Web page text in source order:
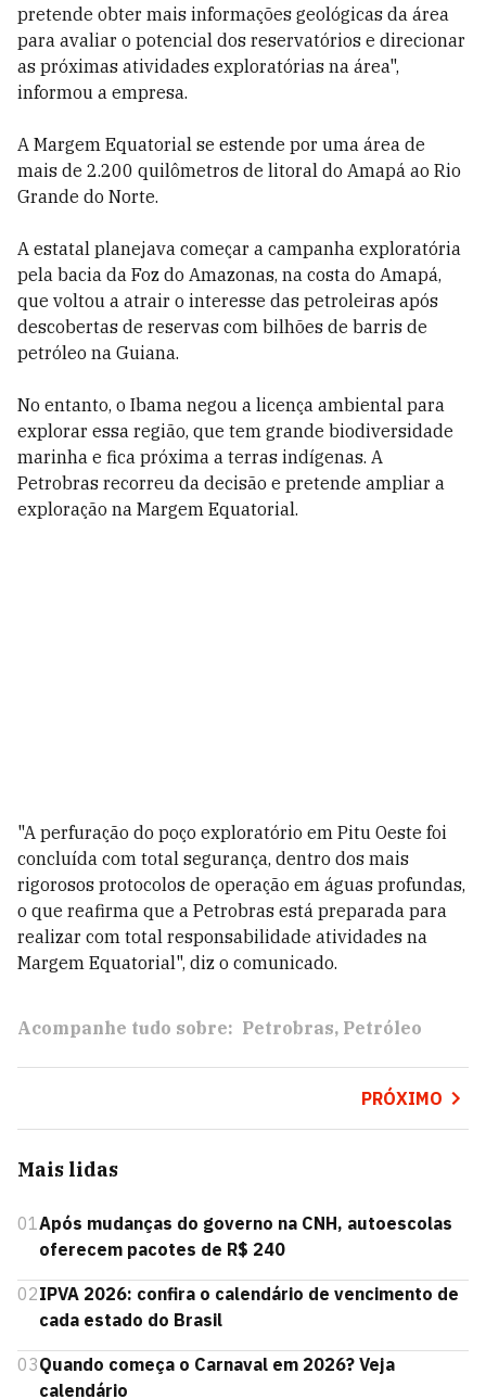
pretende obter mais informações geológicas da área
para avaliar o potencial dos reservatórios e direcionar
as próximas atividades exploratórias na área",
informou a empresa.
A Margem Equatorial se estende por uma área de
mais de 2.200 quilômetros de litoral do Amapá ao Rio
Grande do Norte.
A estatal planejava começar a campanha exploratória
pela bacia da Foz do Amazonas, na costa do Amapá,
que voltou a atrair o interesse das petroleiras após
descobertas de reservas com bilhões de barris de
petróleo na Guiana.
No entanto, o Ibama negou a licença ambiental para
explorar essa região, que tem grande biodiversidade
marinha e fica próxima a terras indígenas. A
Petrobras recorreu da decisão e pretende ampliar a
exploração na Margem Equatorial.
"A perfuração do poço exploratório em Pitu Oeste foi
concluída com total segurança, dentro dos mais
rigorosos protocolos de operação em águas profundas,
o que reafirma que a Petrobras está preparada para
realizar com total responsabilidade atividades na
Margem Equatorial", diz o comunicado.
Acompanhe tudo sobre: Petrobras Petróleo
PRÓXIMO
Mais lidas
01Após mudanças do governo na CNH, autoescolas
oferecem pacotes de R$ 240
02IPVA 2026: confira o calendário de vencimento de
cada estado do Brasil
03Quando começa o Carnaval em 2026? Veja
calendário